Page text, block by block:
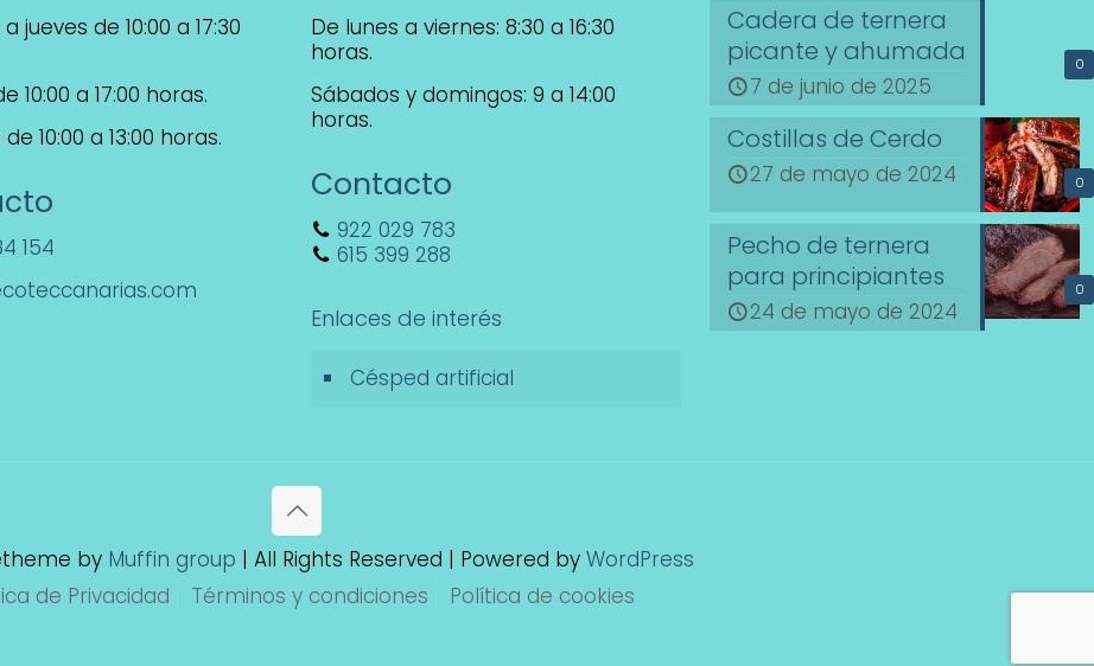
jueves de 10:00 a 17:30
10:00 a 17:00 horas.
10:00 a 13:00 horas.
154
De lunes a viernes: 8:30 a 16:30
horas.
Sábados y domingos: 9 a 14:00
horas.
Contacto
922 029 783
615 399 288
Enlaces de interés
Césped artificial
0
Cadera de ternera
picante y ahumada
7 de junio de 2025
0
Costillas de Cerdo
27 de mayo de 2024
0
Pecho de ternera
para principiantes
24 de mayo de 2024
by Muffin group | All Rights Reserved | Powered by WordPress
de Privacidad
Términos y condiciones Política de cookies